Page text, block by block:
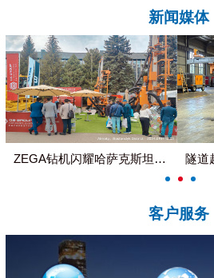
新闻媒体
ZEGA钻机闪耀哈萨克斯坦国际...
客户服务